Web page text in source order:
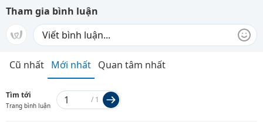
Tham gia bình luận
Cũ nhất Mới nhất Quan tâm nhất
Tìm tới
Trang bình luận
/ 1